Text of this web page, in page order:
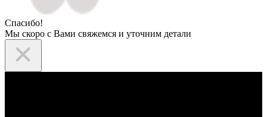
Спасибо!
Мы скоро с Вами свяжемся и уточним детали